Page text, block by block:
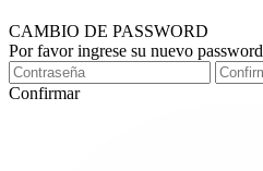
CAMBIO DE PASSWORD
Por favor ingrese su nuevo password
Confirmar